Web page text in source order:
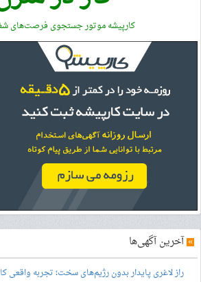
کارپیشه موتور جستجوی فرصت‌های
»آخرین آگهی‌ها
راز لاغری پایدار بدون رژیم‌های سخت؛ تجربه واقعی